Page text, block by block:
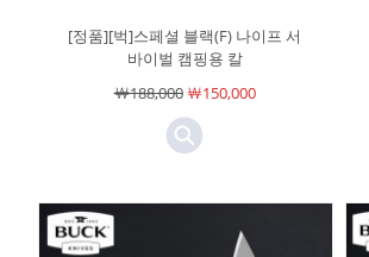
[정품][벅]스페셜 블랙(F) 나이프 서
바이벌 캠핑용 칼
￦188,000￦150,000